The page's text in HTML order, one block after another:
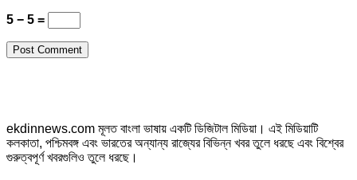
5 − 5 =
ekdinnews.com মূলত বাংলা ভাষায় একটি ডিজিটাল মিডিয়া। এই মিডিয়াটি
কলকাতা, পশ্চিমবঙ্গ এবং ভারতের অন্যান্য রাজ্যের বিভিন্ন খবর তুলে ধরছে এবং বিশ্বের
গুরুত্বপূর্ণ খবরগুলিও তুলে ধরছে।